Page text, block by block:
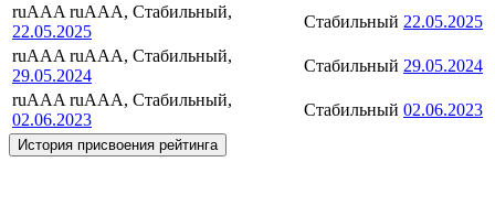
ruAAA ruAAA, Стабильный,
22.05.2025
Стабильный 22.05.2025
ruAAA ruAAA, Стабильный,
29.05.2024
Стабильный 29.05.2024
ruAAA ruAAA, Стабильный,
02.06.2023
Стабильный 02.06.2023
История присвоения рейтинга